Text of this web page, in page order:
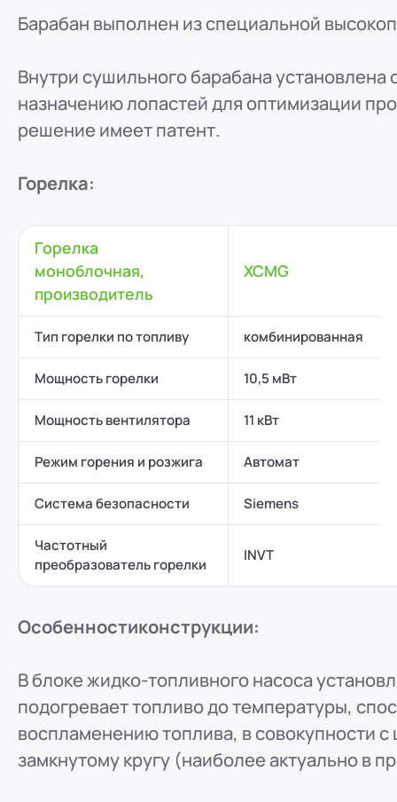
Барабан выполнен из специальной
Внутри сушильного барабана
назначению лопастей для оптимизации
решение имеет патент.
Горелка:
Горелка
моноблочная,
производитель
XCMG
Тип горелки по топливу комбинированная
Мощность горелки 10,5 мВт
Мощность вентилятора 11 кВт
Режим горения и розжига Автомат
Система безопасности Siemens
Частотный
преобразователь горелки
INVT
Особенностиконструкции:
В блоке жидко-топливного насоса
подогревает топливо до температуры,
воспламенению топлива, в совокупности
замкнутому кругу (наиболее актуально в